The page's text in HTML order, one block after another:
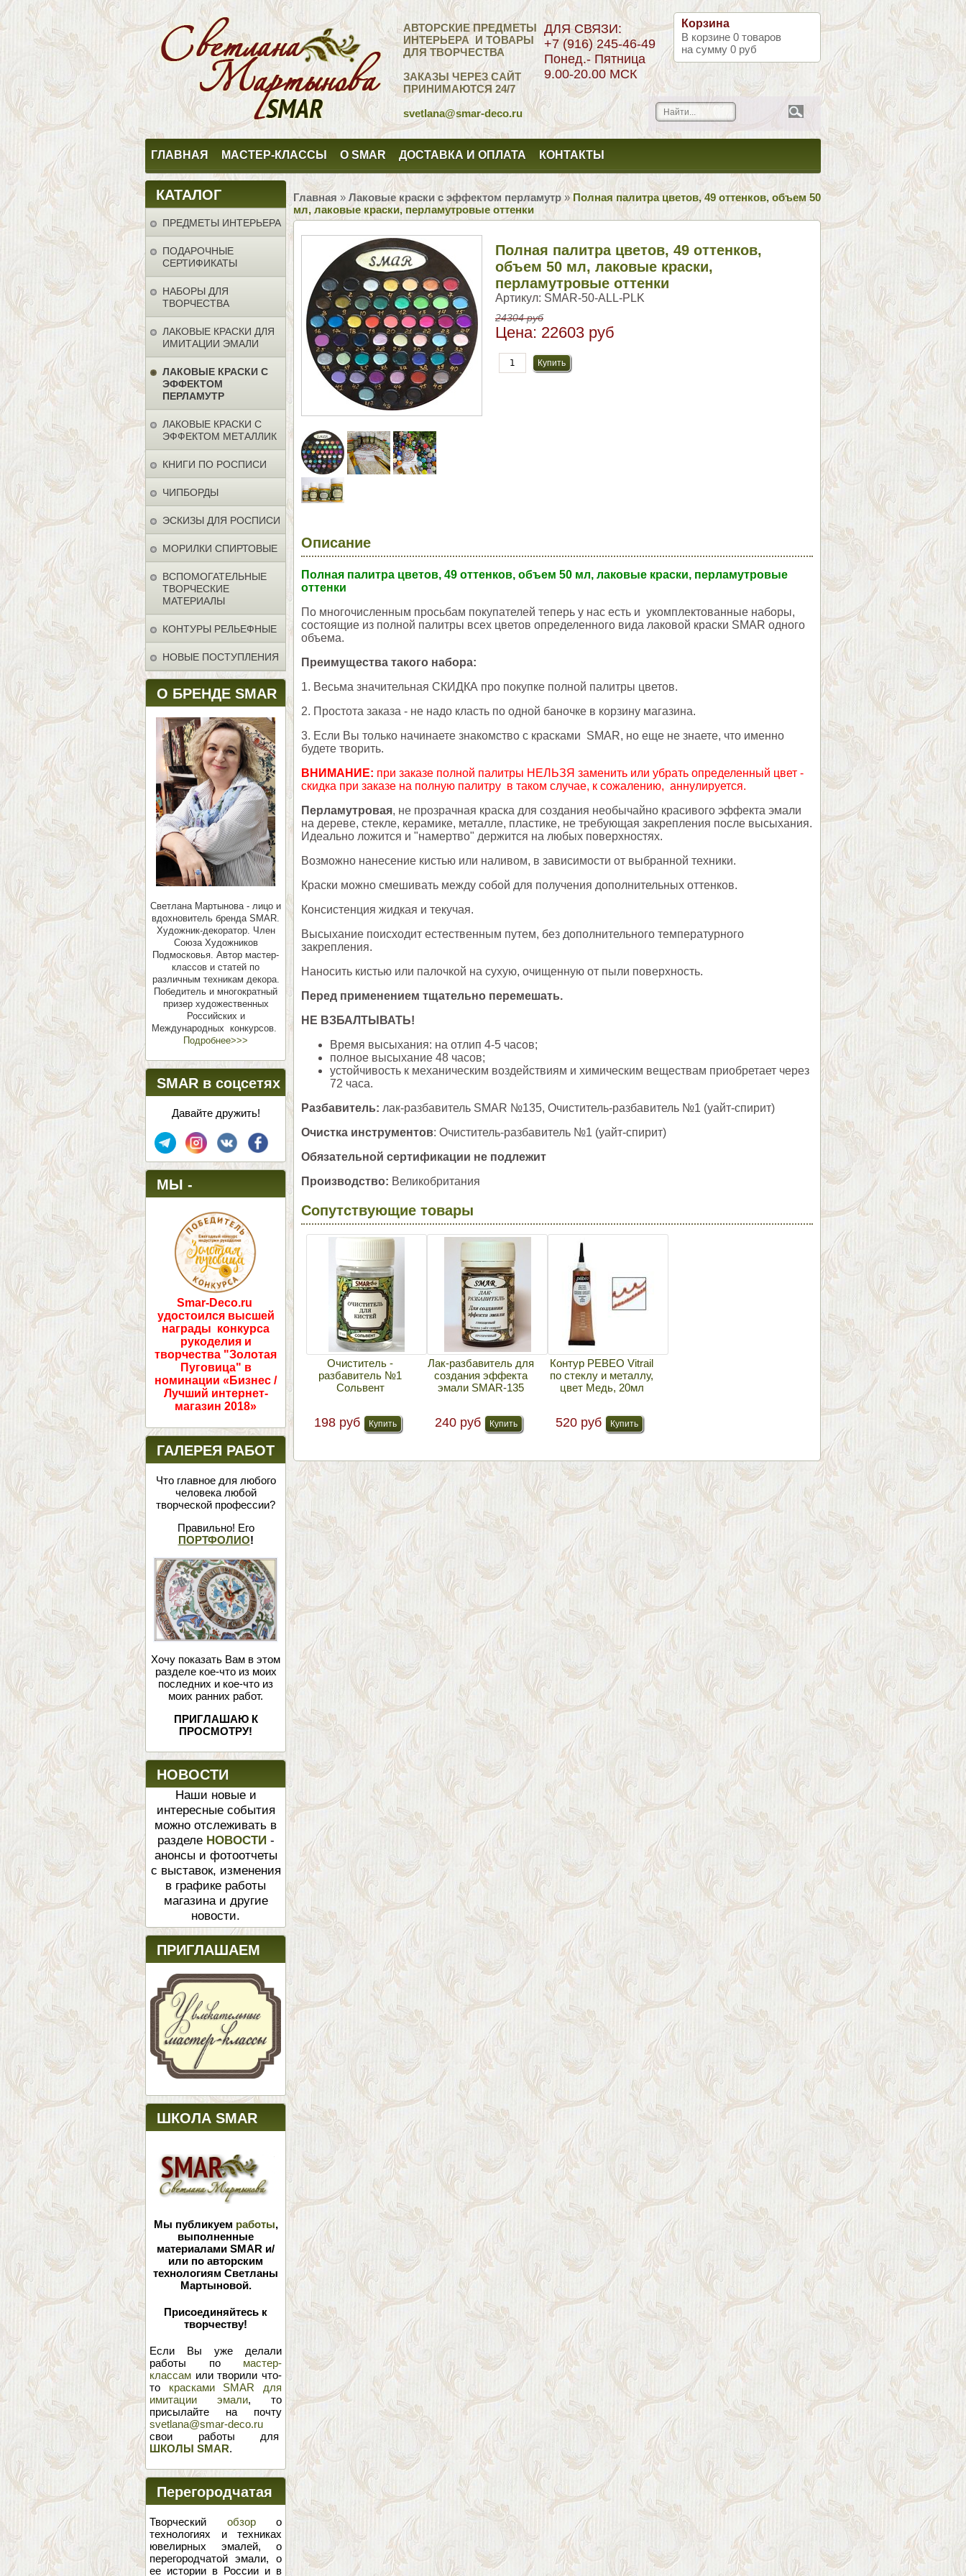
АВТОРСКИЕ ПРЕДМЕТЫ
ИНТЕРЬЕРА И ТОВАРЫ
ДЛЯ ТВОРЧЕСТВА
ЗАКАЗЫ ЧЕРЕЗ САЙТ
ПРИНИМАЮТСЯ 24/7
svetlana@smar-deco.ru
Корзина
В корзине 0 товаров
на сумму 0 руб
ДЛЯ СВЯЗИ:
+7 (916) 245-46-49
Понед.- Пятница
9.00-20.00 МСК
ГЛАВНАЯ МАСТЕР-КЛАССЫ О SMAR ДОСТАВКА И ОПЛАТА КОНТАКТЫ
КАТАЛОГ
ПРЕДМЕТЫ ИНТЕРЬЕРА
ПОДАРОЧНЫЕ
СЕРТИФИКАТЫ
НАБОРЫ ДЛЯ
ТВОРЧЕСТВА
ЛАКОВЫЕ КРАСКИ ДЛЯ
ИМИТАЦИИ ЭМАЛИ
ЛАКОВЫЕ КРАСКИ С
ЭФФЕКТОМ
ПЕРЛАМУТР
ЛАКОВЫЕ КРАСКИ С
ЭФФЕКТОМ МЕТАЛЛИК
КНИГИ ПО РОСПИСИ
ЧИПБОРДЫ
ЭСКИЗЫ ДЛЯ РОСПИСИ
МОРИЛКИ СПИРТОВЫЕ
ВСПОМОГАТЕЛЬНЫЕ
ТВОРЧЕСКИЕ
МАТЕРИАЛЫ
КОНТУРЫ РЕЛЬЕФНЫЕ
НОВЫЕ ПОСТУПЛЕНИЯ
О БРЕНДЕ SMAR
Светлана Мартынова - лицо и
вдохновитель бренда SMAR.
Художник-декоратор. Член
Союза Художников
Подмосковья. Автор мастер-
классов и статей по
различным техникам декора.
Победитель и многократный
призер художественных
Российских и
Международных конкурсов.
Подробнее>>>
SMAR в соцсетях
Давайте дружить!
МЫ -
ПОБЕДИТЕЛИ!
Smar-Deco.ru
удостоился высшей
награды конкурса
рукоделия и
творчества "Золотая
Пуговица" в
номинации «Бизнес /
Лучший интернет-
магазин 2018»
ГАЛЕРЕЯ РАБОТ
Что главное для любого
человека любой
творческой профессии?
Правильно! Его
ПОРТФОЛИО!
Хочу показать Вам в этом
разделе кое-что из моих
последних и кое-что из
моих ранних работ.
ПРИГЛАШАЮ К
ПРОСМОТРУ!
НОВОСТИ
Наши новые и
интересные события
можно отслеживать в
разделе НОВОСТИ -
анонсы и фотоотчеты
с выставок, изменения
в графике работы
магазина и другие
новости.
ПРИГЛАШАЕМ
ШКОЛА SMAR
Мы публикуем работы,
выполненные
материалами SMAR и/
или по авторским
технологиям Светланы
Мартыновой.
Присоединяйтесь к
творчеству!
Если Вы уже делали
работы по мастер-
классам или творили что-
то красками SMAR для
имитации эмали, то
присылайте на почту
svetlana@smar-deco.ru
свои работы для
ШКОЛЫ SMAR.
Перегородчатая
эмаль
Творческий обзоро
технологиях и техниках
ювелирных эмалей, о
перегородчатой эмали, о
ее истории в России и в
Главная » Лаковые краски с эффектом перламутр»Полная палитра цветов, 49 оттенков, объем 50
мл, лаковые краски, перламутровые оттенки
Полная палитра цветов, 49 оттенков,
объем 50 мл, лаковые краски,
перламутровые оттенки
Артикул: SMAR-50-ALL-PLK
24304 руб
Цена: 22603 руб
Описание
Полная палитра цветов, 49 оттенков, объем 50 мл, лаковые краски, перламутровые
оттенки
По многочисленным просьбам покупателей теперь у нас есть и укомплектованные наборы,
состоящие из полной палитры всех цветов определенного вида лаковой краски SMAR одного
объема.
Преимущества такого набора:
1. Весьма значительная СКИДКА про покупке полной палитры цветов.
2. Простота заказа - не надо класть по одной баночке в корзину магазина.
3. Если Вы только начинаете знакомство с красками SMAR, но еще не знаете, что именно
будете творить.
ВНИМАНИЕ: при заказе полной палитры НЕЛЬЗЯ заменить или убрать определенный цвет -
скидка при заказе на полную палитру в таком случае, к сожалению, аннулируется.
Перламутровая, не прозрачная краска для создания необычайно красивого эффекта эмали
на дереве, стекле, керамике, металле, пластике, не требующая закрепления после высыхания.
Идеально ложится и "намертво" держится на любых поверхностях.
Возможно нанесение кистью или наливом, в зависимости от выбранной техники.
Краски можно смешивать между собой для получения дополнительных оттенков.
Консистенция жидкая и текучая.
Высыхание поисходит естественным путем, без дополнительного температурного
закрепления.
Наносить кистью или палочкой на сухую, очищенную от пыли поверхность.
Перед применением тщательно перемешать.
НЕ ВЗБАЛТЫВАТЬ!
Время высыхания: на отлип 4-5 часов;
полное высыхание 48 часов;
устойчивость к механическим воздействиям и химическим веществам приобретает через
72 часа.
Разбавитель: лак-разбавитель SMAR №135, Очиститель-разбавитель №1 (уайт-спирит)
Очистка инструментов: Очиститель-разбавитель №1 (уайт-спирит)
Обязательной сертификации не подлежит
Производство: Великобритания
Сопутствующие товары
Очиститель -
разбавитель №1
Сольвент
198 руб
Лак-разбавитель для
создания эффекта
эмали SMAR-135
240 руб
Контур PEBEO Vitrail
по стеклу и металлу,
цвет Медь, 20мл
520 руб